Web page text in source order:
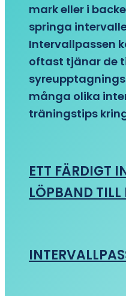
mark eller i
springa
Intervallpassen
oftast tjänar de
många olika
träningstips
ETT FÄRDIGT
LÖPBAND TILL